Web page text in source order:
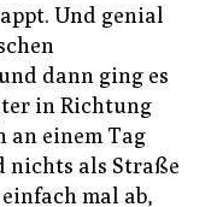
Und genial
dann ging es
in Richtung
an einem Tag
nichts als Straße
mal ab,